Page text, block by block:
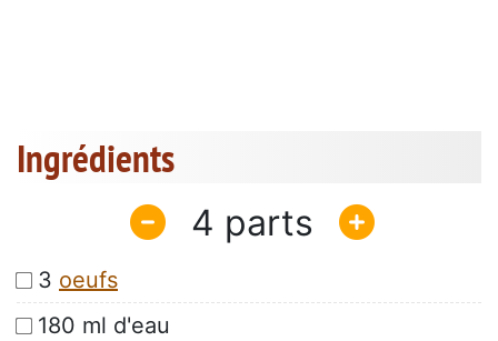
Ingrédients
4
3 oeufs
180 ml d'eau